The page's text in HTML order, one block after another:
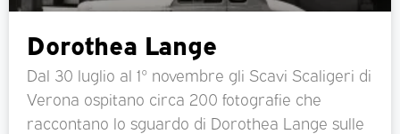
Dorothea Lange
Dal 30 luglio al 1° novembre gli Scavi Scaligeri di
Verona ospitano circa 200 fotografie che
raccontano lo sguardo di Dorothea Lange sulle